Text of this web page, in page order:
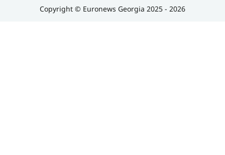
Copyright © Euronews Georgia 2025 - 2026